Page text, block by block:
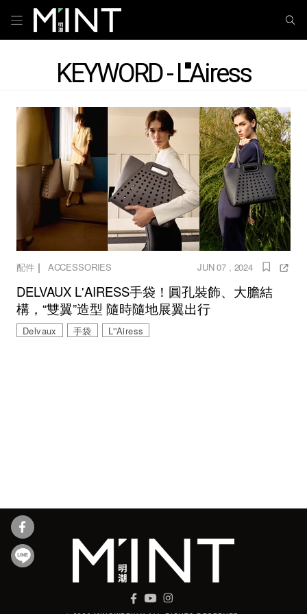
KEYWORD - L''''Airess
配件｜ ACCESSORIES JUN 07 , 2024
DELVAUX L'AIRESS手袋！圓孔裝飾、大膽結
構，“雙翼”造型 隨時隨地展翼出行
Delvaux 手袋 L''Airess